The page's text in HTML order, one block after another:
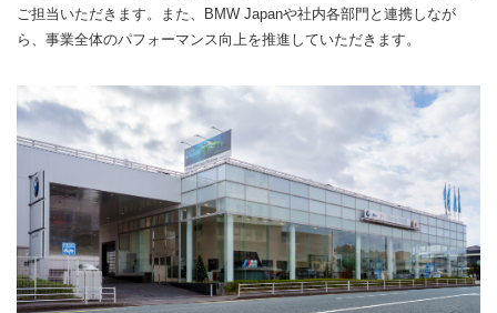
ご担当いただきます。また、BMW Japanや社内各部門と連携しなが
ら、事業全体のパフォーマンス向上を推進していただきます。